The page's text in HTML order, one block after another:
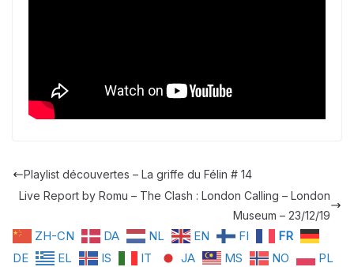
Playlist découvertes – La griffe du Félin # 14
Live Report by Romu – The Clash : London Calling – London
Museum – 23/12/19
ZH-CN DA NL EN FI
FR
DE
EL IS IT JA MS NO
PL